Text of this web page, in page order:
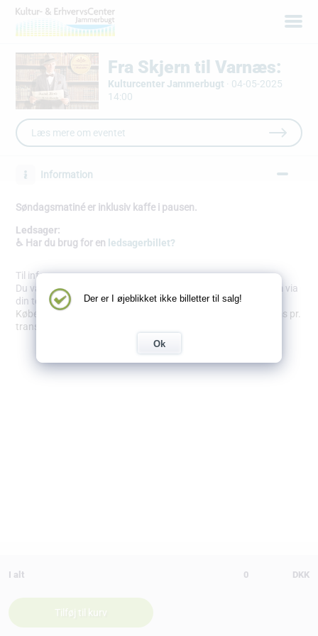
Fra Skjern til Varnæs:
Kulturcenter Jammerbugt · 04-05-2025
14:00
Læs mere om eventet
Information
Søndagsmatiné er inklusiv kaffe i pausen.
Ledsager:
♿ Har du brug for en ledsagerbillet?
Til info:
Du vælger selv, om du printer billetterne ud eller blot viser dem via
din telefon.
Købet bliver pålagt en adm. omkostning på 9,89 kr. inkl. moms pr.
transaktion.
I alt 0 DKK
Der er I øjeblikket ikke billetter til salg!
Ok